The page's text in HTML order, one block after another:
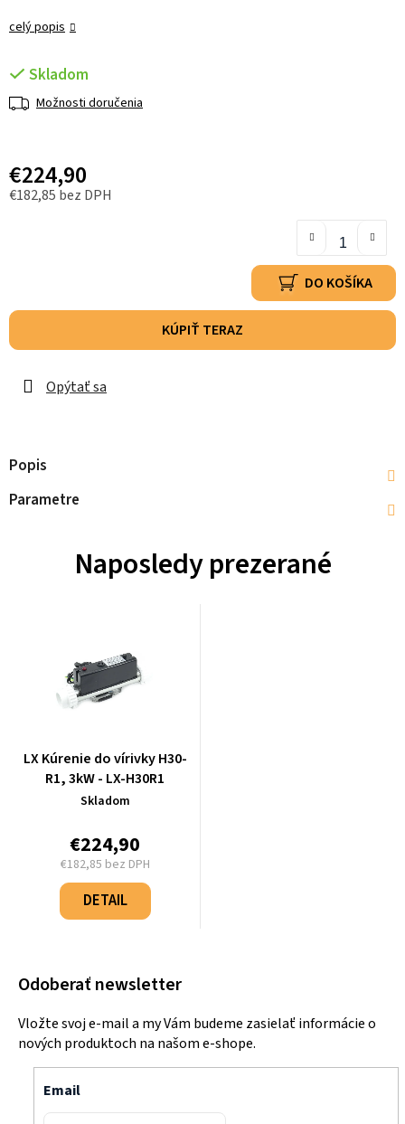
celý popis
Skladom
Možnosti doručenia
€224,90
€182,85 bez DPH
DO KOŠÍKA
KÚPIŤ TERAZ
Opýtať sa
Popis
Parametre
Naposledy prezerané
LX Kúrenie do vírivky H30-
R1, 3kW - LX-H30R1
Skladom
€224,90
€182,85 bez DPH
Jednotková
cena:
DETAIL
Odoberať newsletter
Vložte svoj e-mail a my Vám budeme zasielať informácie o
nových produktoch na našom e-shope.
Email